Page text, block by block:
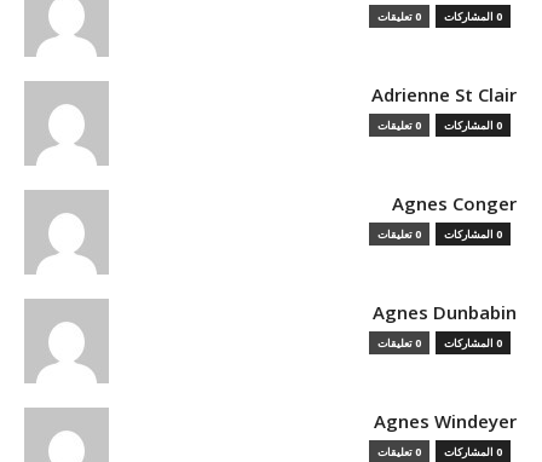
0 المشاركات 0 تعليقات
Adrienne St Clair
0 المشاركات 0 تعليقات
Agnes Conger
0 المشاركات 0 تعليقات
Agnes Dunbabin
0 المشاركات 0 تعليقات
Agnes Windeyer
0 المشاركات 0 تعليقات